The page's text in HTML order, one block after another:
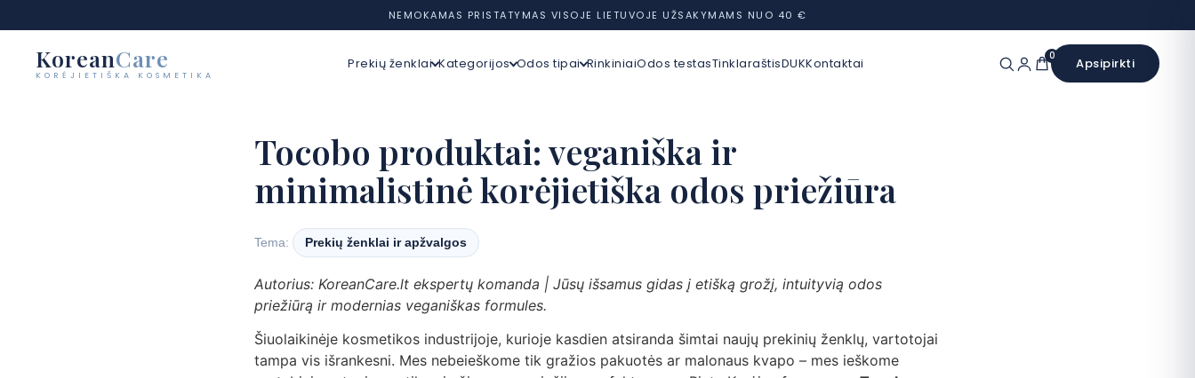
NEMOKAMAS PRISTATYMAS VISOJE LIETUVOJE UŽSAKYMAMS NUO 40 €
KoreanCare
KORĖJIETIŠKA KOSMETIKA
Prekių ženklai Kategorijos Odos tipai RinkiniaiOdos testasTinklaraštisDUKKontaktai 0 Apsipirkti
Tocobo produktai: veganiška ir
minimalistinė korėjietiška odos priežiūra
Tema: Prekių ženklai ir apžvalgos
Autorius: KoreanCare.lt ekspertų komanda | Jūsų išsamus gidas į etišką grožį, intuityvią odos
priežiūrą ir modernias veganiškas formules.
Šiuolaikinėje kosmetikos industrijoje, kurioje kasdien atsiranda šimtai naujų prekinių ženklų, vartotojai
tampa vis išrankesni. Mes nebeieškome tik gražios pakuotės ar malonaus kvapo – mes ieškome